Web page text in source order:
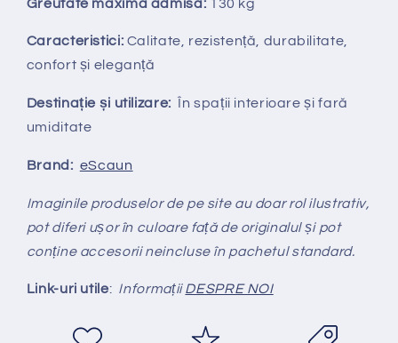
Greutate maximă admisă: 130 kg
Caracteristici: Calitate, rezistență, durabilitate,
confort și eleganță
Destinație și utilizare: În spații interioare și fară
umiditate
Brand: eScaun
Imaginile produselor de pe site au doar rol ilustrativ,
pot diferi ușor în culoare față de originalul și pot
conține accesorii neincluse în pachetul standard.
Link-uri utile: InformațiiDESPRE NOI